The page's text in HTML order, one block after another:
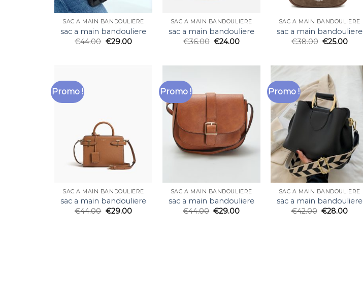
SAC A MAIN BANDOULIERE
sac a main bandouliere
€44.00 €29.00
SAC A MAIN BANDOULIERE
sac a main bandouliere
€36.00 €24.00
SAC A MAIN BANDOULIERE
sac a main bandouliere
€38.00 €25.00
Promo !
SAC A MAIN BANDOULIERE
sac a main bandouliere
€44.00 €29.00
Promo !
SAC A MAIN BANDOULIERE
sac a main bandouliere
€44.00 €29.00
Promo !
SAC A MAIN BANDOULIERE
sac a main bandouliere
€42.00 €28.00